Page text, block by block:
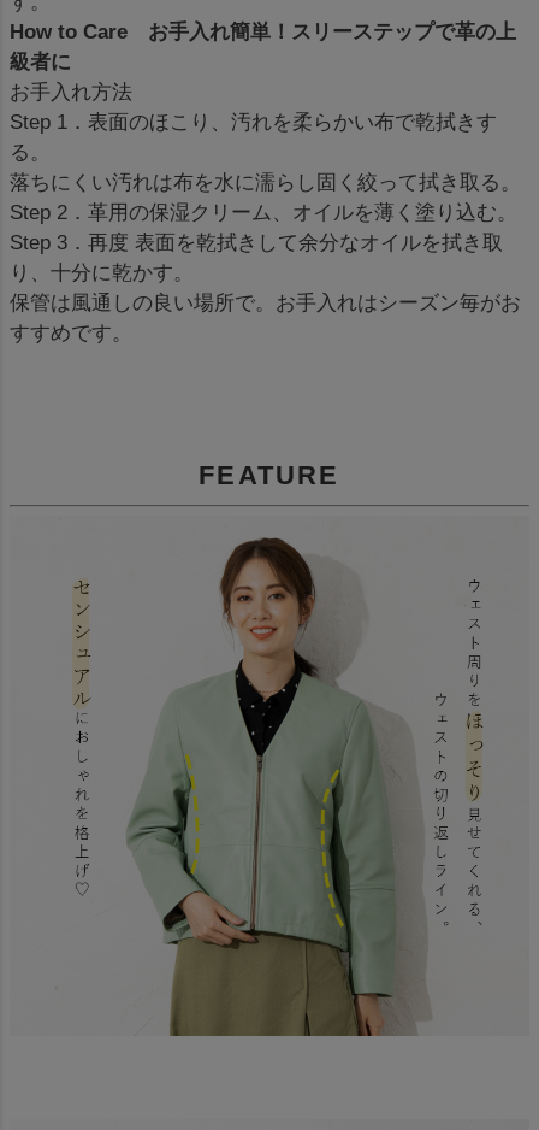
How to Care お手入れ簡単！スリーステップで革の上
級者に
お手入れ方法
Step 1．表面のほこり、汚れを柔らかい布で乾拭きす
る。
落ちにくい汚れは布を水に濡らし固く絞って拭き取る。
Step 2．革用の保湿クリーム、オイルを薄く塗り込む。
Step 3．再度 表面を乾拭きして余分なオイルを拭き取
り、十分に乾かす。
保管は風通しの良い場所で。お手入れはシーズン毎がお
すすめです。
FEATURE